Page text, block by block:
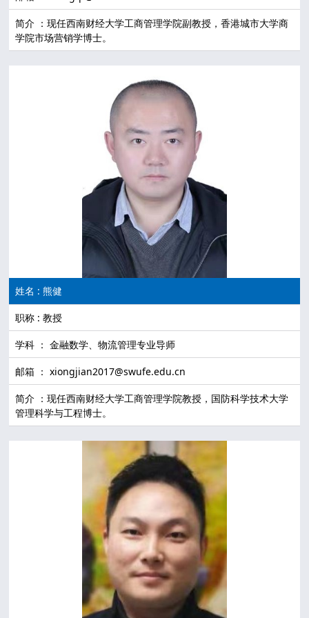
简介 ：现任西南财经大学工商管理学院副教授，香港城市大学商
学院市场营销学博士。
姓名 : 熊健
职称 : 教授
学科 ： 金融数学、物流管理专业导师
邮箱 ： xiongjian2017@swufe.edu.cn
简介 ：现任西南财经大学工商管理学院教授，国防科学技术大学
管理科学与工程博士。